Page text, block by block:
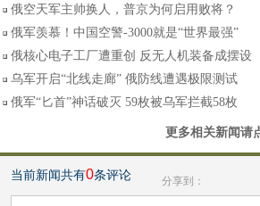
俄空天军主帅换人，普京为何启用败将？
俄军羡慕！中国空警-3000就是“世界最强”
俄核心电子工厂遭重创 反无人机装备成摆设
乌军开启“北线走廊” 俄防线遭遇极限测试
俄军“匕首”神话破灭 59枚被乌军拦截58枚
更多相关新闻请
当前新闻共有0条评论 分享到：